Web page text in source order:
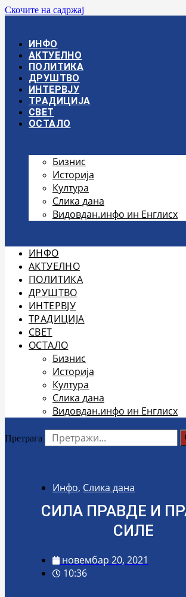
Скочите на садржај
ИНФО
АКТУЕЛНО
ПОЛИТИКА
ДРУШТВО
ИНТЕРВЈУ
ТРАДИЦИЈА
СВЕТ
ОСТАЛО
Бизнис
Историја
Култура
Слика дана
Видовдан.инфо ин Енглисх
ИНФО
АКТУЕЛНО
ПОЛИТИКА
ДРУШТВО
ИНТЕРВЈУ
ТРАДИЦИЈА
СВЕТ
ОСТАЛО
Бизнис
Историја
Култура
Слика дана
Видовдан.инфо ин Енглисх
Претрага
Инфо, Слика дана
СИЛА ПРАВДЕ И
СИЛЕ
новембар 20, 2021
10:36